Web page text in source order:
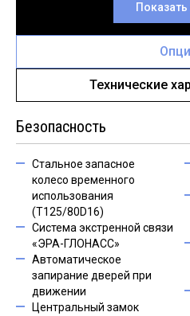
Технические
Безопасность
Стальное запасное
колесо временного
использования
(T125/80D16)
Система экстренной связи
«ЭРА-ГЛОНАСС»
Автоматическое
запирание дверей при
движении
Центральный замок